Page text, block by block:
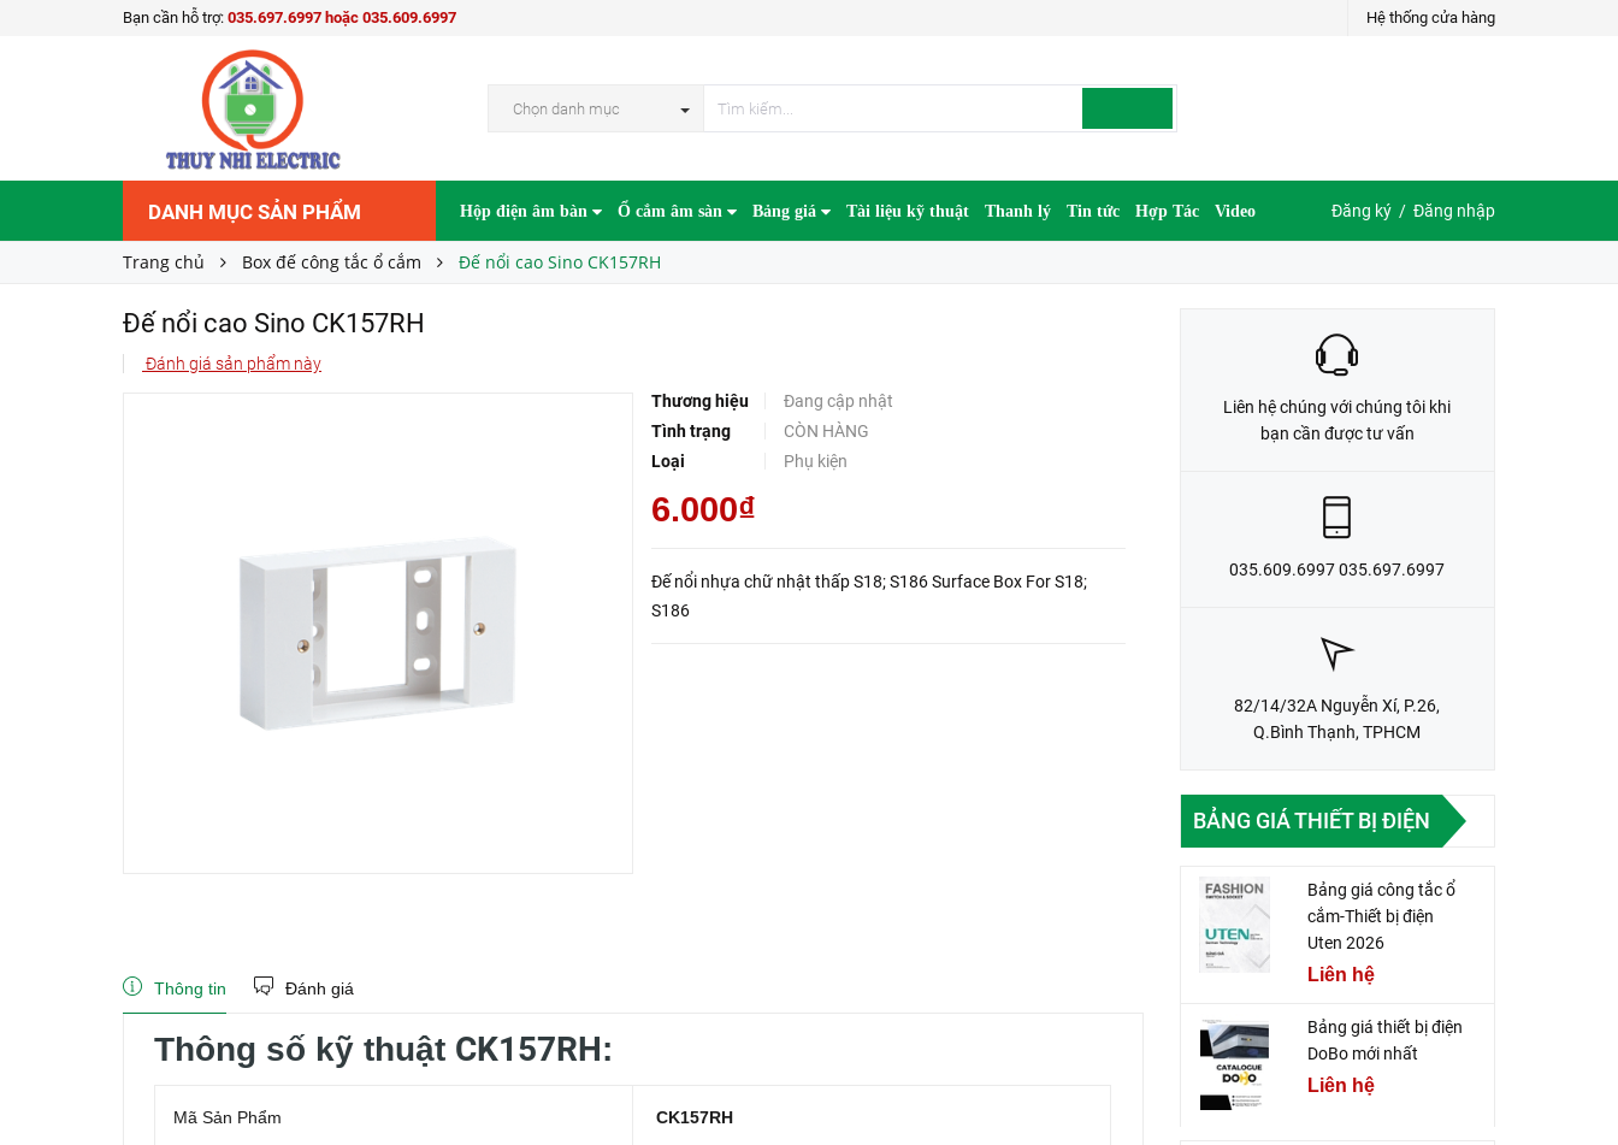
Bạn cần hỗ trợ: 035.697.6997 hoặc 035.609.6997 Hệ thống cửa hàng
Chọn danh mục
DANH MỤC SẢN PHẨM Hộp điện âm bàn Ổ cắm âm sàn Bảng giá Tài liệu kỹ thuật Thanh lý Tin tức Hợp Tác Video Đăng ký / Đăng nhập
Trang chủ Box đế công tắc ổ cắm Đế nổi cao Sino CK157RH
Đế nổi cao Sino CK157RH
Đánh giá sản phẩm này
Thương hiệu
Đang cập nhật
Tình trạng
CÒN HÀNG
Loại
Phụ kiện
6.000₫
Đế nổi nhựa chữ nhật thấp S18; S186 Surface Box For S18;
S186
Đế nổi cao Sino CK157RH
Giá bán: 6.000₫
LIÊN HỆ ĐẶT HÀNG
Thông tin Đánh giá
Thông số kỹ thuật CK157RH:
Mã Sản Phẩm CK157RH
Liên hệ chúng với chúng tôi khi
bạn cần được tư vấn
035.609.6997 035.697.6997
82/14/32A Nguyễn Xí, P.26,
Q.Bình Thạnh, TPHCM
BẢNG GIÁ THIẾT BỊ ĐIỆN
Bảng giá công tắc ổ
cắm-Thiết bị điện
Uten 2026
Liên hệ
Bảng giá thiết bị điện
DoBo mới nhất
Liên hệ